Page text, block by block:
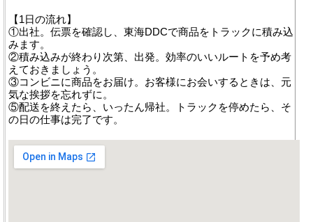
【1日の流れ】
①出社。伝票を確認し、東海DDCで商品をトラックに積み込
みます。
②積み込みが終わり次第、出発。効率のいいルートを予め考
えておきましょう。
③コンビニに商品をお届け。お客様にお会いするときは、元
気な挨拶を忘れずに。
⑤配送を終えたら、いったん帰社。トラックを停めたら、そ
の日の仕事は完了です。